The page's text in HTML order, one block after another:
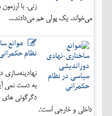
زنی. با
می‌خواند. یک پولی هم می‌دادند....
موانع
نظام
نهادینه‌سازی
به دست نمی
دگرگونی
داخلی و خارجی است؛.